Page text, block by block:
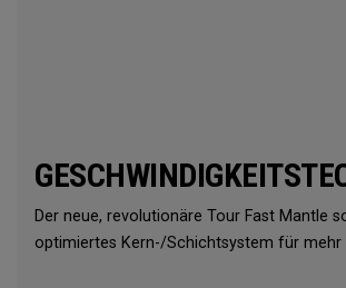
Der neue, revolutionäre Tour Fast Mantle
optimiertes Kern-/Schichtsystem für mehr